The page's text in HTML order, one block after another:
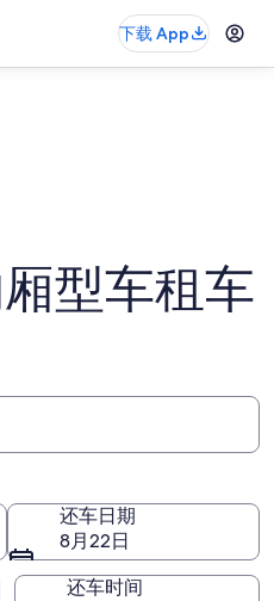
下载 App
型车租车
还车日期
8月22日
还车时间